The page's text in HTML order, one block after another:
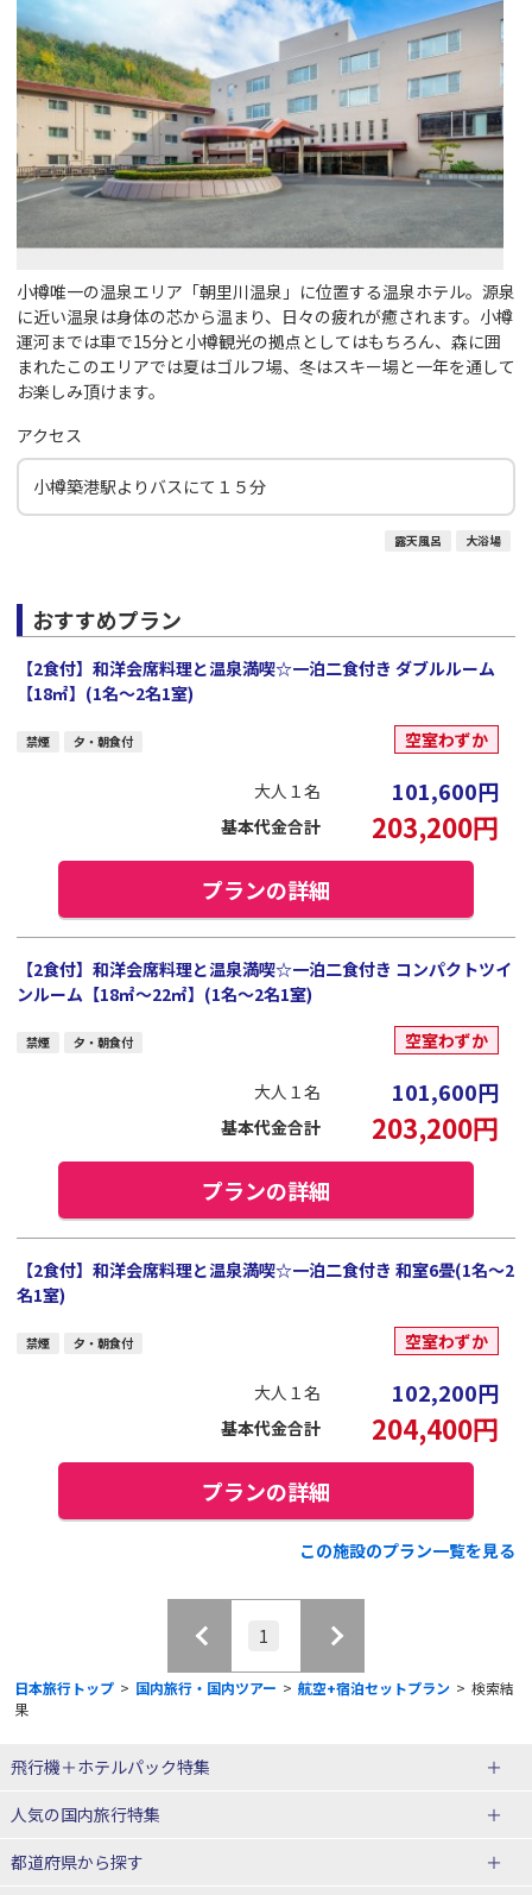
小樽唯一の温泉エリア「朝里川温泉」に位置する温泉ホテル。源泉
に近い温泉は身体の芯から温まり、日々の疲れが癒されます。小樽
運河までは車で15分と小樽観光の拠点としてはもちろん、森に囲
まれたこのエリアでは夏はゴルフ場、冬はスキー場と一年を通して
お楽しみ頂けます。
アクセス
小樽築港駅よりバスにて１５分
露天風呂 大浴場
おすすめプラン
【2食付】和洋会席料理と温泉満喫☆一泊二食付き ダブルルーム
【18㎡】(1名～2名1室)
禁煙 夕・朝食付 空室わずか
大人１名 101,600円
基本代金合計 203,200円
プランの詳細
【2食付】和洋会席料理と温泉満喫☆一泊二食付き コンパクトツイ
ンルーム【18㎡～22㎡】(1名～2名1室)
禁煙 夕・朝食付 空室わずか
大人１名 101,600円
基本代金合計 203,200円
プランの詳細
【2食付】和洋会席料理と温泉満喫☆一泊二食付き 和室6畳(1名～2
名1室)
禁煙 夕・朝食付 空室わずか
大人１名 102,200円
基本代金合計 204,400円
プランの詳細
この施設のプラン一覧を見る
1
日本旅行トップ > 国内旅行・国内ツアー > 航空+宿泊セットプラン > 検索結
果
飛行機＋ホテルパック特集
赤い風船ダイナミックパッケージ
ＪＡＬで行く飛行機+ホテルパック
人気の国内旅行特集
東京ディズニーリゾート®への旅
ユニバーサル・スタジオ・ジャパ
都道府県から探す